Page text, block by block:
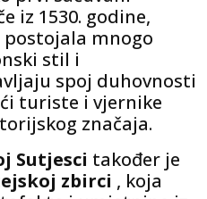
iz 1530. godine,
postojala mnogo
stil i
spoj duhovnosti
turiste i vjernike
značaja.
Sutjesci također je
zbirci , koja